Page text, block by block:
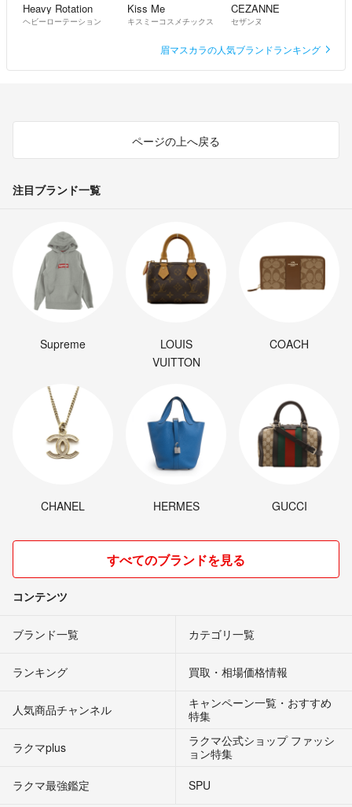
Heavy Rotation
ヘビーローテーション
Kiss Me
キスミーコスメチックス
CEZANNE
セザンヌ
眉マスカラの人気ブランドランキング
ページの上へ戻る
注目ブランド一覧
Supreme
LOUIS
VUITTON
COACH
CHANEL HERMES GUCCI
すべてのブランドを見る
コンテンツ
ブランド一覧 カテゴリ一覧
ランキング 買取・相場価格情報
人気商品チャンネル
キャンペーン一覧・おすすめ
特集
ラクマplus
ラクマ公式ショップ ファッシ
ョン特集
ラクマ最強鑑定
SPU